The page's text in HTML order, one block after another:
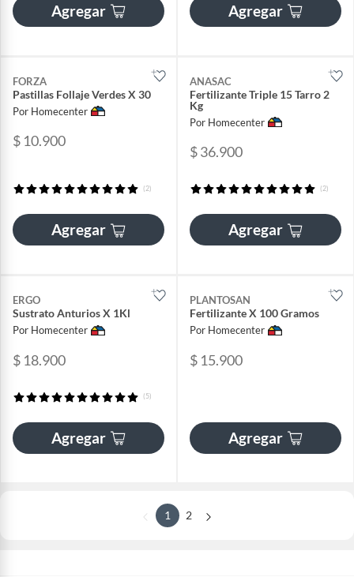
Agregar Agregar
FORZA
Pastillas Follaje Verdes X 30
Por Homecenter
$ 10.900
(2)
Agregar
ANASAC
Fertilizante Triple 15 Tarro 2
Kg
Por Homecenter
$ 36.900
(2)
Agregar
ERGO
Sustrato Anturios X 1Kl
Por Homecenter
$ 18.900
(5)
Agregar
PLANTOSAN
Fertilizante X 100 Gramos
Por Homecenter
$ 15.900
Agregar
1 2